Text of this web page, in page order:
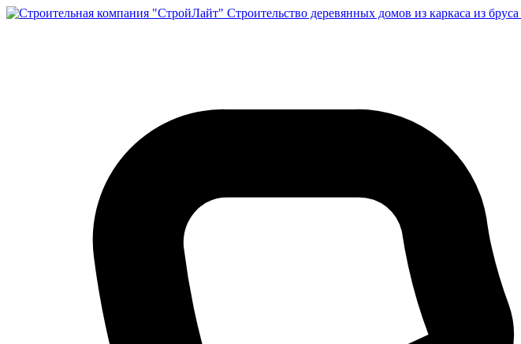
Строительство деревянных домов из каркаса из бруса